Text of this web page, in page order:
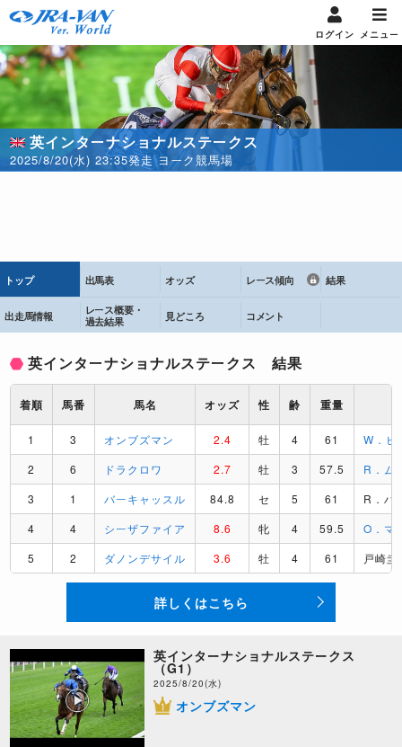
ログイン メニュー
英インターナショナルステークス
2025/8/20(水) 23:35発走 ヨーク競馬場
トップ 出馬表 オッズ レース傾向 結果
出走馬情報
レース概要・
過去結果
見どころ コメント
英インターナショナルステークス 結果
着順 馬番 馬名 オッズ 性 齢 重量
1 3 オンブズマン 2.4 牡 4 61
W．ビ
2
6 ドラクロワ 2.7 牡 3 57.5
R．ム
3
1 バーキャッスル 84.8 セ 5 61
R．ハ
4
4 シーザファイア 8.6 牝 4 59.5
O．マ
5
2 ダノンデサイル 3.6 牡 4 61 戸崎圭
詳しくはこちら
英インターナショナルステークス
（G1）
2025/8/20(水)
オンブズマン